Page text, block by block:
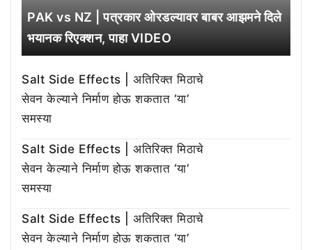
PAK vs NZ | पत्रकार ओरडल्यावर बाबर आझमने दिले
भयानक रिएक्शन, पाहा VIDEO
Salt Side Effects | अतिरिक्त मिठाचे
सेवन केल्याने निर्माण होऊ शकतात ‘या’
समस्या
Salt Side Effects | अतिरिक्त मिठाचे
सेवन केल्याने निर्माण होऊ शकतात ‘या’
समस्या
Salt Side Effects | अतिरिक्त मिठाचे
सेवन केल्याने निर्माण होऊ शकतात ‘या’